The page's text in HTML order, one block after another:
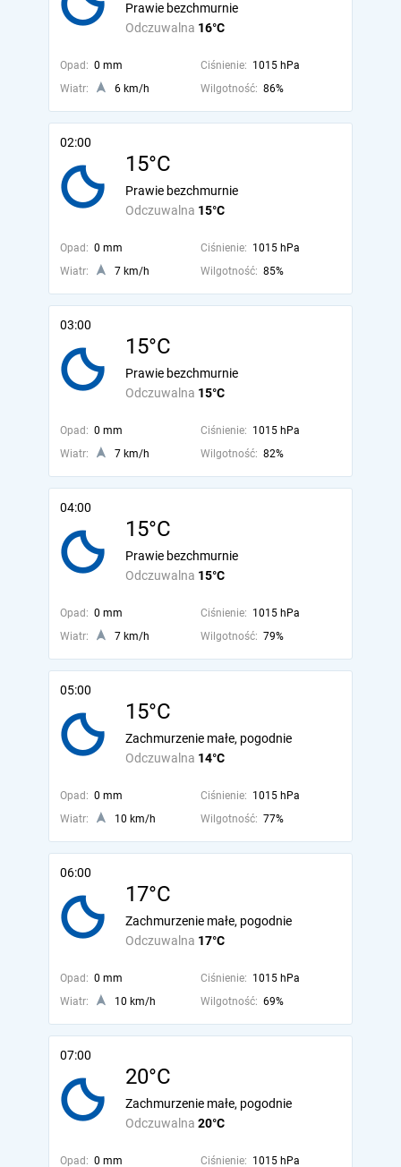
Odczuwalna 16°C
Prawie bezchmurnie
Opad: 0 mm Ciśnienie: 1015 hPa
Wiatr:
6 km/h Wilgotność: 86%
02:00
15°C
Odczuwalna 15°C
Prawie bezchmurnie
Opad: 0 mm Ciśnienie: 1015 hPa
Wiatr:
7 km/h Wilgotność: 85%
03:00
15°C
Odczuwalna 15°C
Prawie bezchmurnie
Opad: 0 mm Ciśnienie: 1015 hPa
Wiatr:
7 km/h Wilgotność: 82%
04:00
15°C
Odczuwalna 15°C
Prawie bezchmurnie
Opad: 0 mm Ciśnienie: 1015 hPa
Wiatr:
7 km/h Wilgotność: 79%
05:00
15°C
Odczuwalna 14°C
Zachmurzenie małe, pogodnie
Opad: 0 mm Ciśnienie: 1015 hPa
Wiatr:
10 km/h Wilgotność: 77%
06:00
17°C
Odczuwalna 17°C
Zachmurzenie małe, pogodnie
Opad: 0 mm Ciśnienie: 1015 hPa
Wiatr:
10 km/h Wilgotność: 69%
07:00
20°C
Odczuwalna 20°C
Zachmurzenie małe, pogodnie
Opad: 0 mm Ciśnienie: 1015 hPa